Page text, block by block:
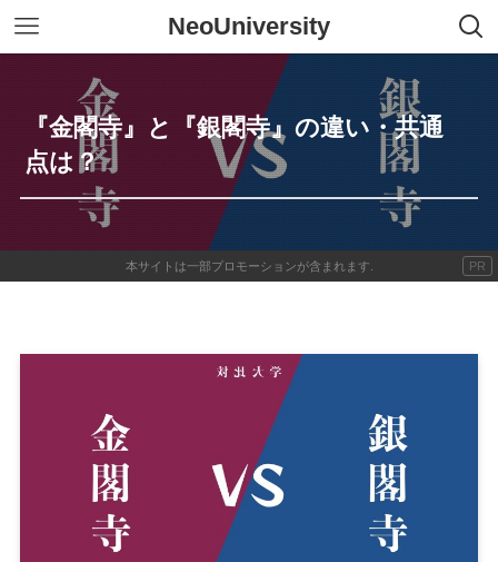
NeoUniversity
『金閣寺』と『銀閣寺』の違い・共通
点は？